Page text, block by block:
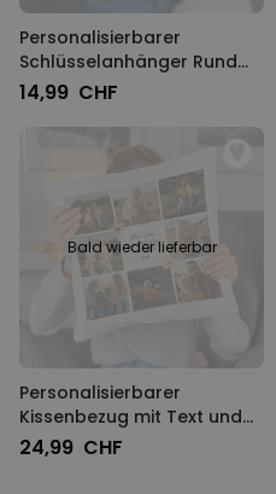
Personalisierbarer
Schlüsselanhänger Rund
mit deinem Haustier
14,99 CHF
Bald wieder lieferbar
Personalisierbarer
Kissenbezug mit Text und
Symbole
24,99 CHF